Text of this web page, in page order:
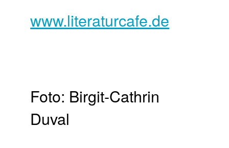
www.literaturcafe.de
Foto: Birgit-Cathrin
Duval